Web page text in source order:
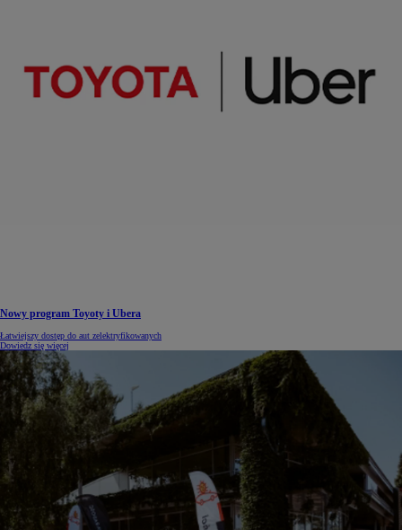
Nowy program Toyoty i Ubera
Łatwiejszy dostęp do aut zelektryfikowanych
Dowiedz się więcej